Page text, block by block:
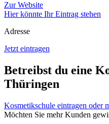
Zur Website
Hier könnte Ihr Eintrag stehen
Adresse
Jetzt eintragen
Betreibst du eine
Thüringen
Kosmetikschule eintragen oder
Möchten Sie mehr Kunden